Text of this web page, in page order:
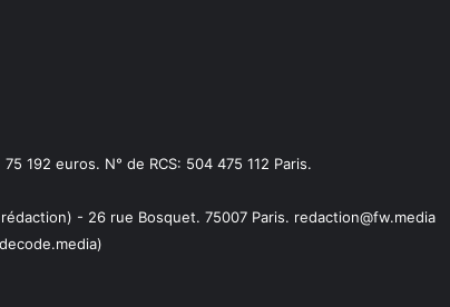
192 euros. N° de RCS: 504 475 112 Paris.
- 26 rue Bosquet. 75007 Paris. redaction@fw.media